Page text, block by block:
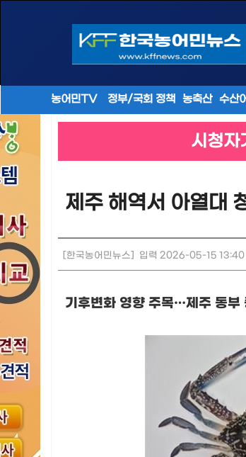
농어민TV 정부/국회 정책 농축산 수산
시청자
제주 해역서 아열대
[한국농어민뉴스] 입력 2026-05-15 13:40
기후변화 영향 주목…제주 동부